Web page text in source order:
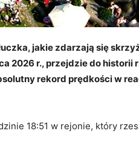
jakie zdarzają się
2026 r., przejdzie do historii
rekord prędkości w
18:51 w rejonie, który